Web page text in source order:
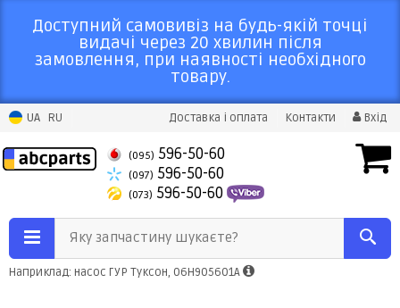
Доступний самовивіз на будь-якій точці
видачі через 20 хвилин після
замовлення, при наявності необхідного
товару.
UA RU Доставка і оплата Контакти Вхід
(095) 596-50-60
(097) 596-50-60
(073) 596-50-60
Яку запчастину шукаєте?
Наприклад: насос ГУР Туксон, 06H905601A